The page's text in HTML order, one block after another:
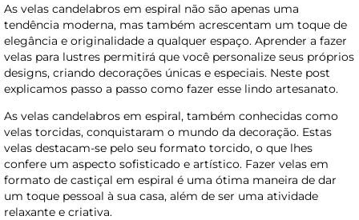
As velas candelabros em espiral não são apenas uma
tendência moderna, mas também acrescentam um toque de
elegância e originalidade a qualquer espaço. Aprender a fazer
velas para lustres permitirá que você personalize seus próprios
designs, criando decorações únicas e especiais. Neste post
explicamos passo a passo como fazer esse lindo artesanato.
As velas candelabros em espiral, também conhecidas como
velas torcidas, conquistaram o mundo da decoração. Estas
velas destacam-se pelo seu formato torcido, o que lhes
confere um aspecto sofisticado e artístico. Fazer velas em
formato de castiçal em espiral é uma ótima maneira de dar
um toque pessoal à sua casa, além de ser uma atividade
relaxante e criativa.